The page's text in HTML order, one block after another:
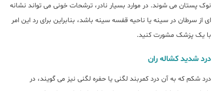
نوک پستان می شوند. در موارد بسیار نادر، ترشحات خونی می تواند نشانه
ای از سرطان در سینه یا ناحیه قفسه سینه باشد، بنابراین برای رد این امر
با یک پزشک مشورت کنید.
درد شدید کشاله ران
درد شکم که به آن درد کمربند لگنی یا حفره لگنی نیز می گویند، در